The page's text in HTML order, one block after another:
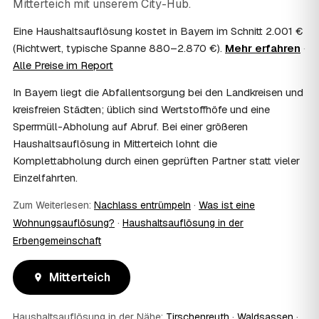
Häufig ja: Im Nachlass können die Kosten einer
Erbschaftsteuer mindern, bei vermieteten Objekten teils
als Werbungskosten. Sie erhalten eine ordentliche
Rechnung als Beleg. Verbindlich klärt das Ihr
08 Muss ich als Erbe in Mitterteich vor Ort
anwesend sein?
Nein, Sie müssen nicht durchgängig anwesend sein. Viele
Erben übergeben in Mitterteich nur die Schlüssel und
lassen sich per Fotos auf dem Laufenden halten. Eine
kurze Übergabe zu Beginn und zur besenreinen Abnahme
09 Bekomme ich einen Entsorgungsnachweis?
Ja. Sie erhalten auf Wunsch einen Entsorgungs- bzw.
Verwertungsnachweis über die fachgerechte Entsorgung.
umweltgerecht und rechtssicher entsorgt wurde.
10
Wie schnell ist ein Termin in Mitterteich frei?
Mitterteich mit unserem City-Hub.
Eine Haushaltsauflösung kostet in Bayern im Schnitt 2.001 €
(Richtwert, typische Spanne 880–2.870 €). Mehr erfahren ·
Alle Preise im Report
In Bayern liegt die Abfallentsorgung bei den Landkreisen und
kreisfreien Städten; üblich sind Wertstoffhöfe und eine
Sperrmüll-Abholung auf Abruf. Bei einer größeren
Haushaltsauflösung in Mitterteich lohnt die
Komplettabholung durch einen geprüften Partner statt vieler
Einzelfahrten.
Zum Weiterlesen: Nachlass entrümpeln · Was ist eine
Wohnungsauflösung? · Haushaltsauflösung in der
Erbengemeinschaft
Mitterteich